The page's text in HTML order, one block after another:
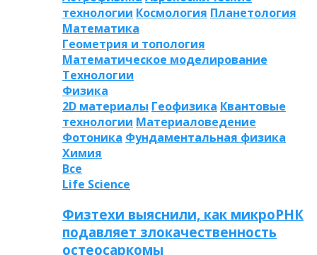
технологии Космология Планетология
Математика
Геометрия и топология
Математическое моделирование
Технологии
Физика
2D материалы Геофизика Квантовые
технологии Материаловедение
Фотоника Фундаментальная физика
Химия
Все
Life Science
Физтехи выяснили, как микроРНК
подавляет злокачественность
остеосаркомы